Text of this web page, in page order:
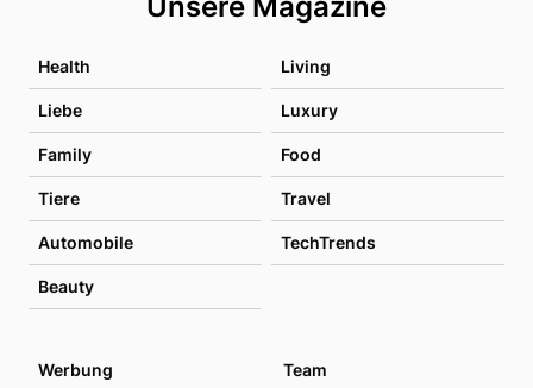
Health Living
Liebe Luxury
Family Food
Tiere Travel
Automobile TechTrends
Beauty
Werbung Team